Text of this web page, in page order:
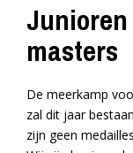
Junioren
masters
De meerkamp
zal dit jaar
zijn geen